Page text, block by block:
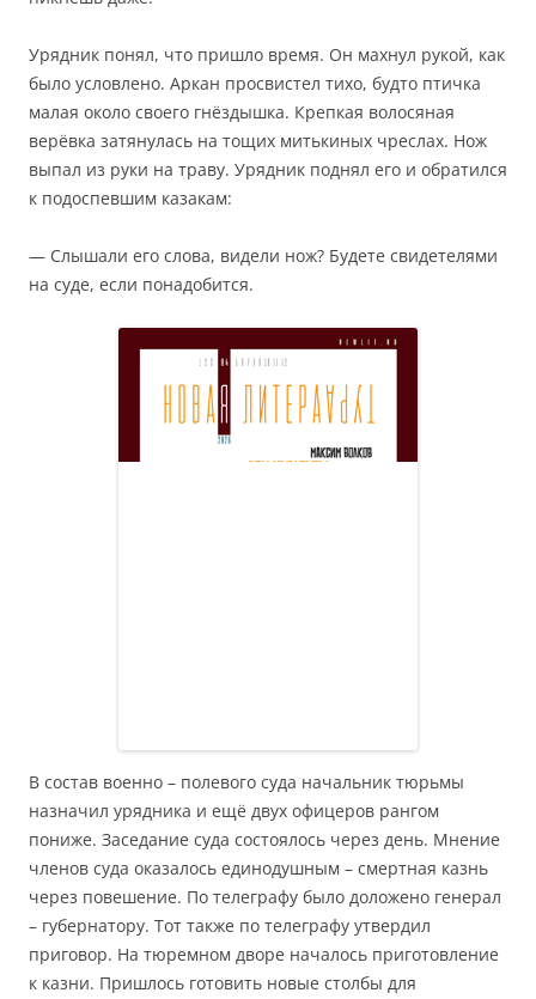
Урядник понял, что пришло время. Он махнул рукой, как
было условлено. Аркан просвистел тихо, будто птичка
малая около своего гнёздышка. Крепкая волосяная
верёвка затянулась на тощих митькиных чреслах. Нож
выпал из руки на траву. Урядник поднял его и обратился
к подоспевшим казакам:
— Слышали его слова, видели нож? Будете свидетелями
на суде, если понадобится.
В состав военно – полевого суда начальник тюрьмы
назначил урядника и ещё двух офицеров рангом
пониже. Заседание суда состоялось через день. Мнение
членов суда оказалось единодушным – смертная казнь
через повешение. По телеграфу было доложено генерал
– губернатору. Тот также по телеграфу утвердил
приговор. На тюремном дворе началось приготовление
к казни. Пришлось готовить новые столбы для